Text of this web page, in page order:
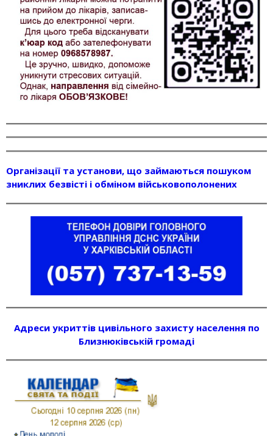
Організації та установи, що займаються пошуком
зниклих безвісті і обміном військовополонених
Адреси укриттів цивільного захисту населення по
Близнюківській громаді